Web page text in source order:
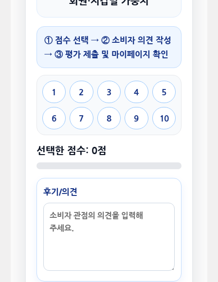
① 점수 선택 → ② 소비자 의견 작성
→ ③ 평가 제출 및 마이페이지 확인
1 2 3 4 5
6 7 8 9 10
선택한 점수: 0점
후기/의견